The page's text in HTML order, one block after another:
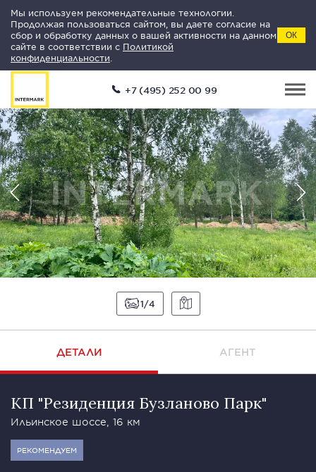
Мы используем рекомендательные технологии.
Продолжая пользоваться сайтом, вы даете согласие на
сбор и обработку данных о вашей активности на данном
сайте в соответствии с Политикой
конфиденциальности
ОК
+7 (495) 252 00 99
1 4
ДЕТАЛИ АГЕНТ
КП "Резиденция Бузланово Парк"
Ильинское шоссе, 16 км
РЕКОМЕНДУЕМ